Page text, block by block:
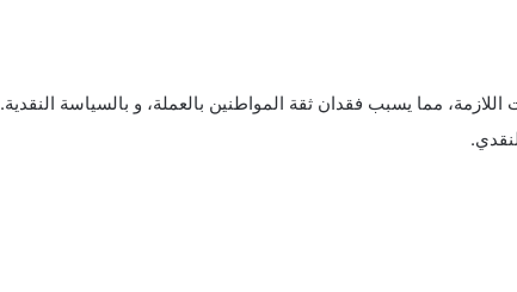
مما يسبب فقدان ثقة المواطنين بالعملة، و بالسياسة النقدية.